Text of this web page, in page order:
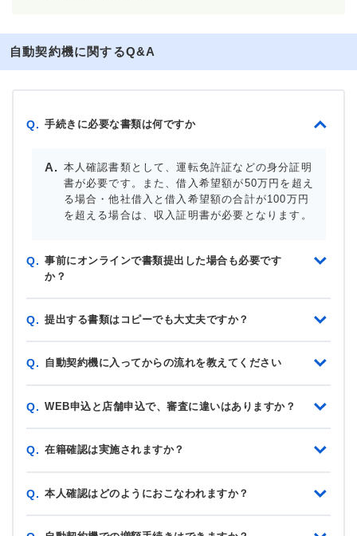
自動契約機に関するQ&A
Q. 手続きに必要な書類は何ですか
本人確認書類として、運転免許証などの身分証明
書が必要です。また、借入希望額が50万円を超え
る場合・他社借入と借入希望額の合計が100万円
を超える場合は、収入証明書が必要となります。
Q. 事前にオンラインで書類提出した場合も必要です
か？
Q. 提出する書類はコピーでも大丈夫ですか？
Q. 自動契約機に入ってからの流れを教えてください
Q. WEB申込と店舗申込で、審査に違いはありますか？
Q. 在籍確認は実施されますか？
Q. 本人確認はどのようにおこなわれますか？